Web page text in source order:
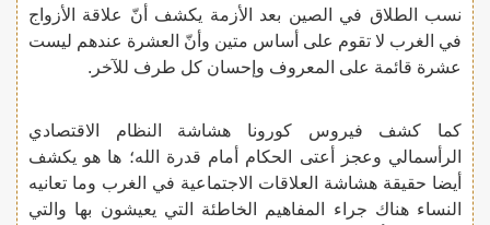
نسب الطلاق في الصين بعد الأزمة يكشف أنّ علاقة الأزواج
في الغرب لا تقوم على أساس متين وأنّ العشرة عندهم ليست
عشرة قائمة على المعروف وإحسان كل طرف للآخر.
كما كشف فيروس كورونا هشاشة النظام الاقتصادي
الرأسمالي وعجز أعتى الحكام أمام قدرة الله؛ ها هو يكشف
أيضا حقيقة هشاشة العلاقات الاجتماعية في الغرب وما تعانيه
النساء هناك جراء المفاهيم الخاطئة التي يعيشون بها والتي